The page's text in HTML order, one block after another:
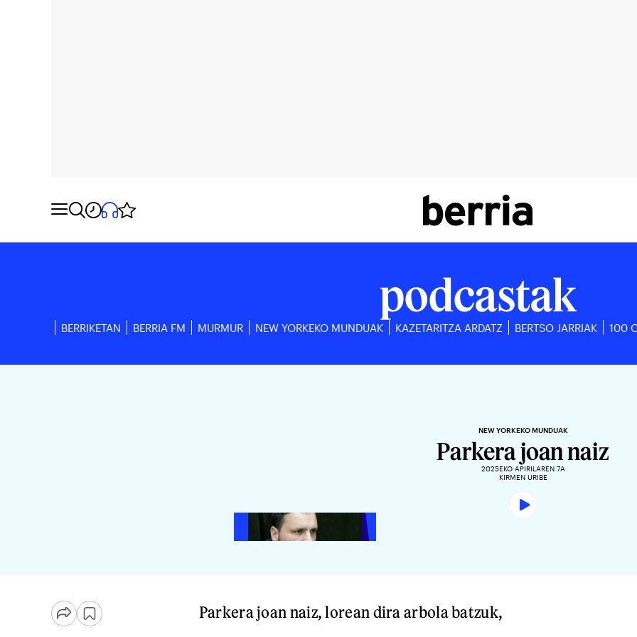
podcastak
BERRIKETAN BERRIA FM MURMUR NEW YORKEKO MUNDUAK KAZETARITZA ARDATZ BERTSO JARRIAK 100
NEW YORKEKO MUNDUAK
Parkera joan naiz
2025EKO APIRILAREN 7A
KIRMEN URIBE
Parkera joan naiz, lorean dira arbola batzuk,